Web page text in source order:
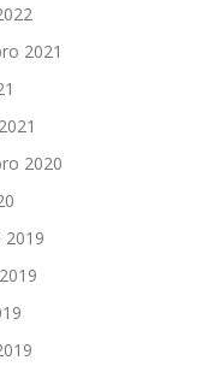
2021
2020